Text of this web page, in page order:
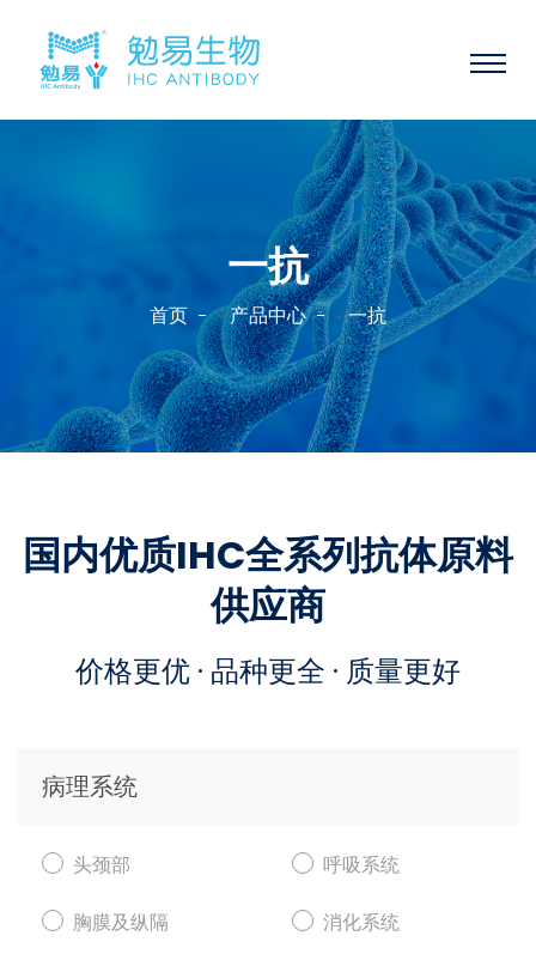
一抗
首页 -产品中心 -一抗
国内优质IHC全系列抗体原料
供应商
价格更优 · 品种更全 · 质量更好
病理系统
头颈部 呼吸系统
胸膜及纵隔 消化系统